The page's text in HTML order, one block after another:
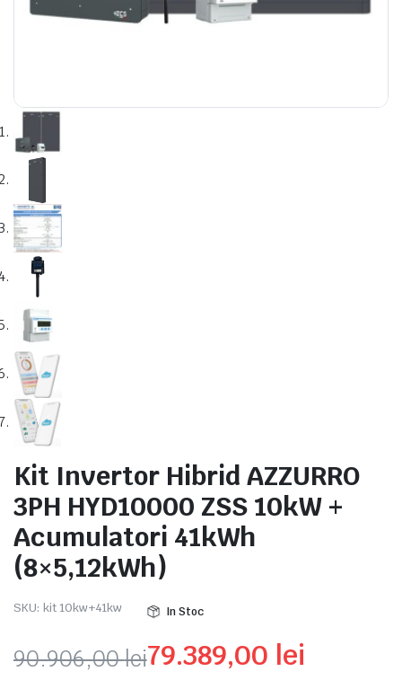
Kit Invertor Hibrid AZZURRO
3PH HYD10000 ZSS 10kW +
Acumulatori 41kWh
(8×5,12kWh)
SKU: kit 10kw+41kw In Stoc
90.906,00lei79.389,00 lei